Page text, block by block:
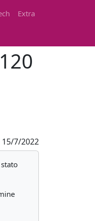
Extra
15/7/2022